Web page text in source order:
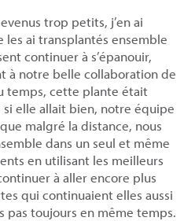
trop petits, j’en ai
ai transplantés ensemble
continuer à s’épanouir,
à notre belle collaboration de
temps, cette plante était
elle allait bien, notre équipe
malgré la distance, nous
dans un seul et même
en utilisant les meilleurs
à aller encore plus
qui continuaient elles aussi
pas toujours en même temps.